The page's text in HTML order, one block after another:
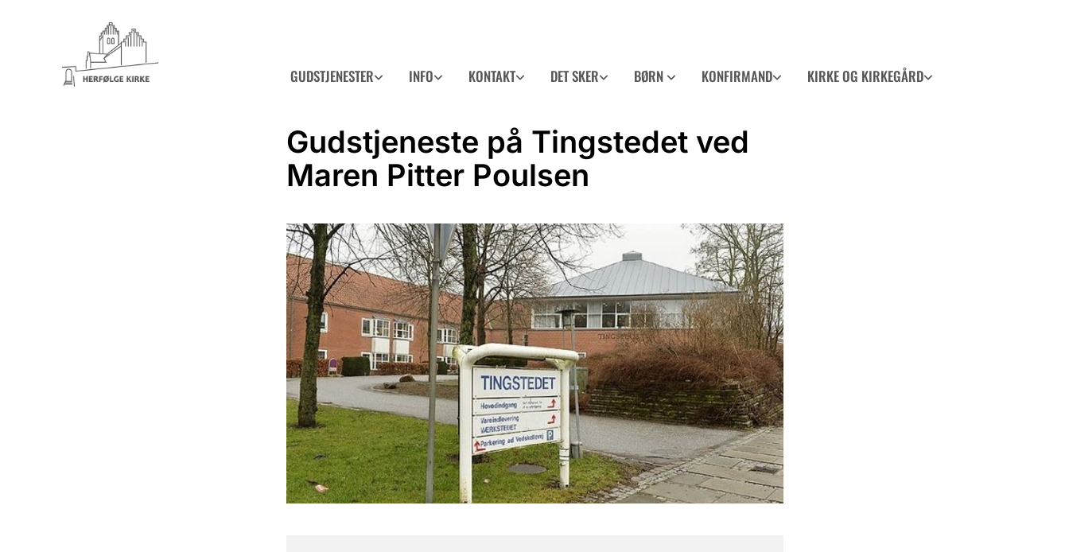
GUDSTJENESTER INFO KONTAKT DET SKER BØRN KONFIRMAND KIRKE OG KIRKEGÅRD
Gudstjeneste på Tingstedet ved
Maren Pitter Poulsen